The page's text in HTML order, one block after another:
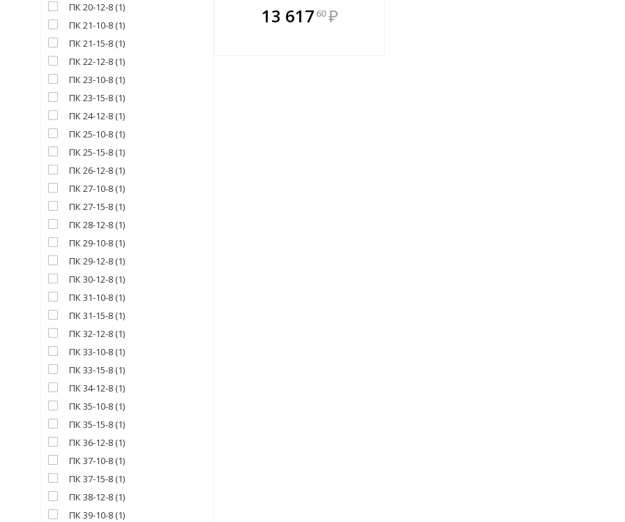
В комплекте
всегда выгоднее!
Подобрать комплект
13 617 60 ₽
ПК 20-12-8 (1)
ПК 21-10-8 (1)
ПК 21-15-8 (1)
ПК 22-12-8 (1)
ПК 23-10-8 (1)
ПК 23-15-8 (1)
ПК 24-12-8 (1)
ПК 25-10-8 (1)
ПК 25-15-8 (1)
ПК 26-12-8 (1)
ПК 27-10-8 (1)
ПК 27-15-8 (1)
ПК 28-12-8 (1)
ПК 29-10-8 (1)
ПК 29-12-8 (1)
ПК 30-12-8 (1)
ПК 31-10-8 (1)
ПК 31-15-8 (1)
ПК 32-12-8 (1)
ПК 33-10-8 (1)
ПК 33-15-8 (1)
ПК 34-12-8 (1)
ПК 35-10-8 (1)
ПК 35-15-8 (1)
ПК 36-12-8 (1)
ПК 37-10-8 (1)
ПК 37-15-8 (1)
ПК 38-12-8 (1)
ПК 39-10-8 (1)